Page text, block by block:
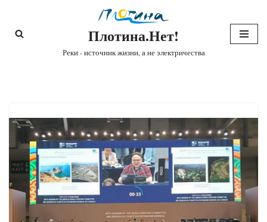
Перейти
Плотина.Нет!
Реки - источник жизни, а не электричества